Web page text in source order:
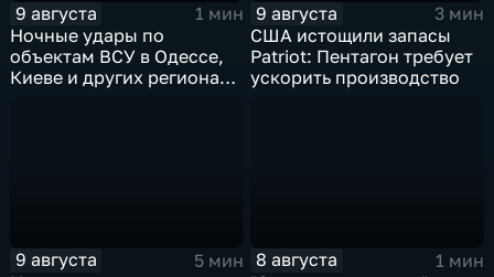
9 августа
1 мин
Ночные удары по
объектам ВСУ в Одессе,
Киеве и других регионах
9 августа
3 мин
США истощили запасы
Patriot: Пентагон требует
ускорить производство
9 августа
5 мин
8 августа
1 мин